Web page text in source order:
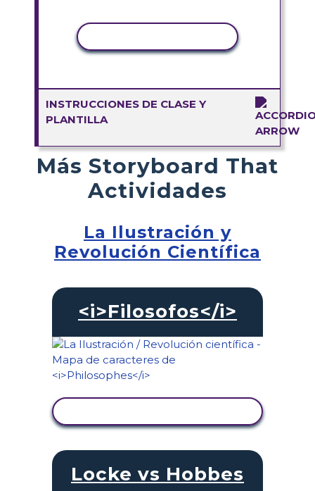
INSTRUCCIONES DE CLASE Y
PLANTILLA
Más Storyboard That
Actividades
La Ilustración y
Revolución Científica
<i>Filosofos</i>
Locke vs Hobbes